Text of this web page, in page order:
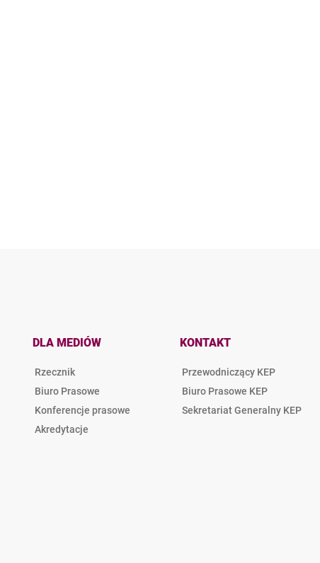
DLA MEDIÓW
Rzecznik
Biuro Prasowe
Konferencje prasowe
Akredytacje
KONTAKT
Przewodniczący KEP
Biuro Prasowe KEP
Sekretariat Generalny KEP